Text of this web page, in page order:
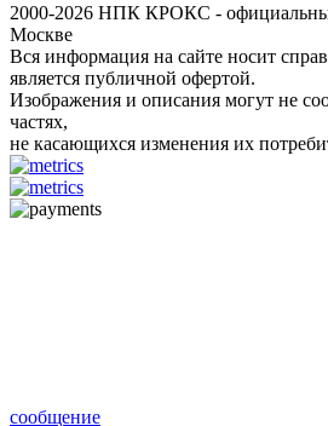
2000-2026 НПК КРОКС -
Москве
Вся информация на сайте носит
является публичной офертой.
Изображения и описания могут не
частях,
не касающихся изменения их
сообщение